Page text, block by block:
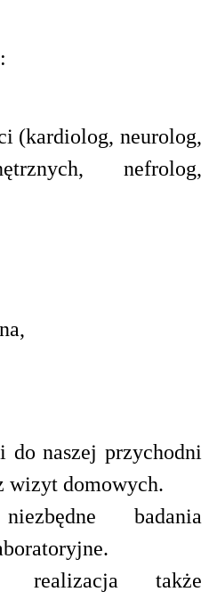
(kardiolog, neurolog,
nefrolog,
do naszej przychodni
wizyt domowych.
badania
realizacja także